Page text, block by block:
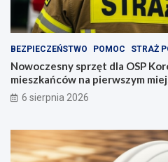
BEZPIECZEŃSTWO POMOC STRAŻ
Nowoczesny sprzęt dla OSP
mieszkańców na pierwszym
6 sierpnia 2026